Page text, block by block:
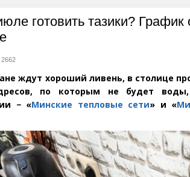
готовить тазики?
2662
ждут хороший ливень, в столице
по которым не будет
− «Минские тепловые сети» и «